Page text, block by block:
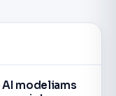
AI modeliams